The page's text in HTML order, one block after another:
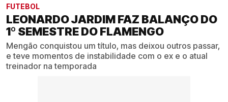
FUTEBOL
LEONARDO JARDIM FAZ BALANÇO DO
1º SEMESTRE DO FLAMENGO
Mengão conquistou um título, mas deixou outros passar,
e teve momentos de instabilidade com o ex e o atual
treinador na temporada